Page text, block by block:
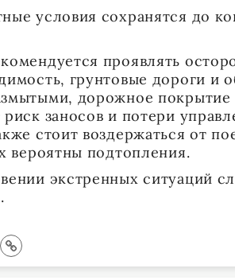
условия сохранятся до
проявлять
грунтовые дороги и
дорожное покрытие
заносов и потери
стоит воздержаться от
вероятны подтопления.
экстренных ситуаций